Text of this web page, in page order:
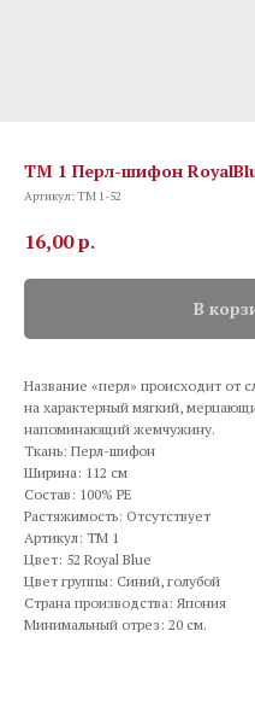
TM 1 Перл-шифон
Артикул:TM 1-52
16,00р.
В
Название «перл» происходит от
на характерный мягкий,
напоминающий жемчужину.
Ткань: Перл-шифон
Ширина: 112 см
Состав: 100% PE
Растяжимость: Отсутствует
Артикул: TM 1
Цвет: 52 Royal Blue
Цвет группы: Синий, голубой
Страна производства: Япония
Минимальный отрез: 20 см.